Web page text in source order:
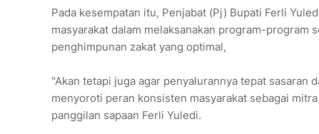
Pada kesempatan itu, Penjabat (Pj) Bupati Ferli
masyarakat dalam melaksanakan program-program
penghimpunan zakat yang optimal,
"Akan tetapi juga agar penyalurannya tepat sasaran
menyoroti peran konsisten masyarakat sebagai
panggilan sapaan Ferli Yuledi.